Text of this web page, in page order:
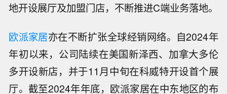
地开设展厅及加盟门店，不断推进C端业务落地。
欧派家居亦在不断扩张全球经销网络。自2024年
年初以来，公司陆续在美国新泽西、加拿大多伦
多开设新店，并于11月中旬在科威特开设首个展
厅。截至2024年年底，欧派家居在中东地区的布